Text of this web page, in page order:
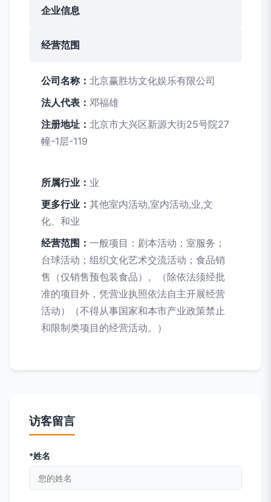
企业信息
经营范围
公司名称： 北京赢胜坊文化娱乐有限公司
法人代表： 邓福雄
注册地址： 北京市大兴区新源大街25号院27
幢-1层-119
所属行业： 业
更多行业： 其他室内活动,室内活动,业,文
化、和业
经营范围： 一般项目：剧本活动；室服务；
台球活动；组织文化艺术交流活动；食品销
售（仅销售预包装食品）。（除依法须经批
准的项目外，凭营业执照依法自主开展经营
活动）（不得从事国家和本市产业政策禁止
和限制类项目的经营活动。）
访客留言
*姓名